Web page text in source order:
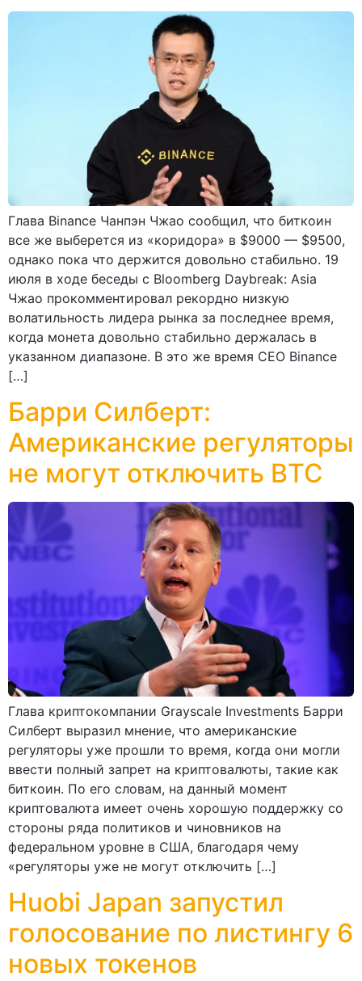
Глава Binance Чанпэн Чжао сообщил, что биткоин
все же выберется из «коридора» в $9000 — $9500,
однако пока что держится довольно стабильно. 19
июля в ходе беседы с Bloomberg Daybreak: Asia
Чжао прокомментировал рекордно низкую
волатильность лидера рынка за последнее время,
когда монета довольно стабильно держалась в
указанном диапазоне. В это же время CEO Binance
[…]
Барри Силберт:
Американские регуляторы
не могут отключить BTC
Глава криптокомпании Grayscale Investments Барри
Силберт выразил мнение, что американские
регуляторы уже прошли то время, когда они могли
ввести полный запрет на криптовалюты, такие как
биткоин. По его словам, на данный момент
криптовалюта имеет очень хорошую поддержку со
стороны ряда политиков и чиновников на
федеральном уровне в США, благодаря чему
«регуляторы уже не могут отключить […]
Huobi Japan запустил
голосование по листингу 6
новых токенов